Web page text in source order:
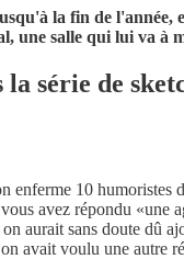
la fin de l'année,
une salle qui lui va à
série de
enferme 10 humoristes
avez répondu «une
aurait sans doute dû
avait voulu une autre